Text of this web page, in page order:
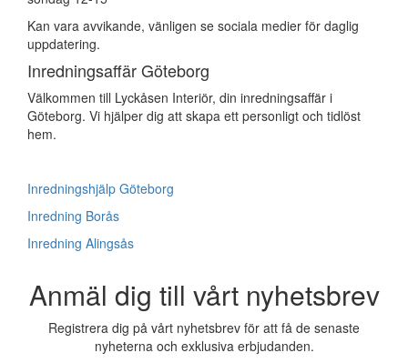
Kan vara avvikande, vänligen se sociala medier för daglig
uppdatering.
Inredningsaffär Göteborg
Välkommen till Lyckåsen Interiör, din inredningsaffär i
Göteborg. Vi hjälper dig att skapa ett personligt och tidlöst
hem.
Inredningshjälp Göteborg
Inredning Borås
Inredning Alingsås
Anmäl dig till vårt nyhetsbrev
Registrera dig på vårt nyhetsbrev för att få de senaste
nyheterna och exklusiva erbjudanden.